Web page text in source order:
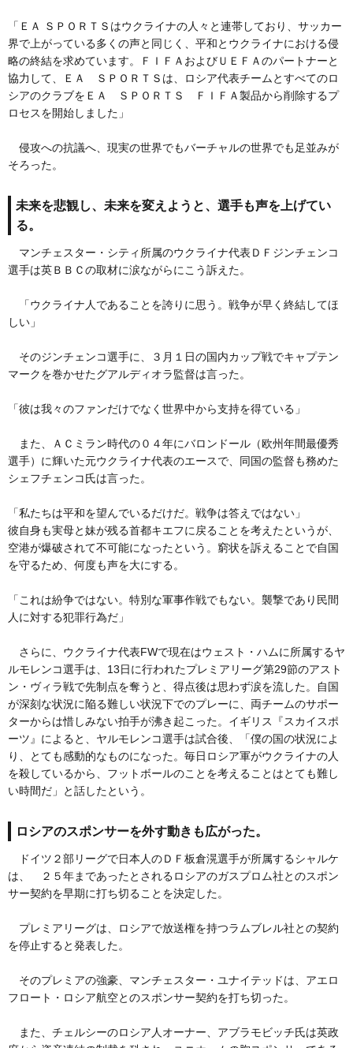
「ＥＡ ＳＰＯＲＴＳはウクライナの人々と連帯しており、サッカー
界で上がっている多くの声と同じく、平和とウクライナにおける侵
略の終結を求めています。ＦＩＦＡおよびＵＥＦＡのパートナーと
協力して、ＥＡ ＳＰＯＲＴＳは、ロシア代表チームとすべてのロ
シアのクラブをＥＡ ＳＰＯＲＴＳ ＦＩＦＡ製品から削除するプ
ロセスを開始しました」
侵攻への抗議へ、現実の世界でもバーチャルの世界でも足並みが
そろった。
未来を悲観し、未来を変えようと、選手も声を上げてい
る。
マンチェスター・シティ所属のウクライナ代表ＤＦジンチェンコ
選手は英ＢＢＣの取材に涙ながらにこう訴えた。
「ウクライナ人であることを誇りに思う。戦争が早く終結してほ
しい」
そのジンチェンコ選手に、３月１日の国内カップ戦でキャプテン
マークを巻かせたグアルディオラ監督は言った。
「彼は我々のファンだけでなく世界中から支持を得ている」
また、ＡＣミラン時代の０４年にバロンドール（欧州年間最優秀
選手）に輝いた元ウクライナ代表のエースで、同国の監督も務めた
シェフチェンコ氏は言った。
「私たちは平和を望んでいるだけだ。戦争は答えではない」
彼自身も実母と妹が残る首都キエフに戻ることを考えたというが、
空港が爆破されて不可能になったという。窮状を訴えることで自国
を守るため、何度も声を大にする。
「これは紛争ではない。特別な軍事作戦でもない。襲撃であり民間
人に対する犯罪行為だ」
さらに、ウクライナ代表FWで現在はウェスト・ハムに所属するヤ
ルモレンコ選手は、13日に行われたプレミアリーグ第29節のアスト
ン・ヴィラ戦で先制点を奪うと、得点後は思わず涙を流した。自国
が深刻な状況に陥る難しい状況下でのプレーに、両チームのサポー
ターからは惜しみない拍手が沸き起こった。イギリス『スカイスポ
ーツ』によると、ヤルモレンコ選手は試合後、「僕の国の状況によ
り、とても感動的なものになった。毎日ロシア軍がウクライナの人
を殺しているから、フットボールのことを考えることはとても難し
い時間だ」と話したという。
ロシアのスポンサーを外す動きも広がった。
ドイツ２部リーグで日本人のＤＦ板倉滉選手が所属するシャルケ
は、 ２５年まであったとされるロシアのガスプロム社とのスポン
サー契約を早期に打ち切ることを決定した。
プレミアリーグは、ロシアで放送権を持つラムブレル社との契約
を停止すると発表した。
そのプレミアの強豪、マンチェスター・ユナイテッドは、アエロ
フロート・ロシア航空とのスポンサー契約を打ち切った。
また、チェルシーのロシア人オーナー、アブラモビッチ氏は英政